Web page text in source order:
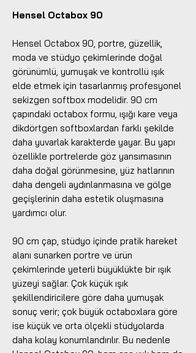
Hensel Octabox 90
Hensel Octabox 90, portre, güzellik,
moda ve stüdyo çekimlerinde doğal
görünümlü, yumuşak ve kontrollü ışık
elde etmek için tasarlanmış profesyonel
sekizgen softbox modelidir. 90 cm
çapındaki octabox formu, ışığı kare veya
dikdörtgen softboxlardan farklı şekilde
daha yuvarlak karakterde yayar. Bu yapı
özellikle portrelerde göz yansımasının
daha doğal görünmesine, yüz hatlarının
daha dengeli aydınlanmasına ve gölge
geçişlerinin daha estetik oluşmasına
yardımcı olur.
90 cm çap, stüdyo içinde pratik hareket
alanı sunarken portre ve ürün
çekimlerinde yeterli büyüklükte bir ışık
yüzeyi sağlar. Çok küçük ışık
şekillendiricilere göre daha yumuşak
sonuç verir; çok büyük octaboxlara göre
ise küçük ve orta ölçekli stüdyolarda
daha kolay konumlandırılır. Bu nedenle